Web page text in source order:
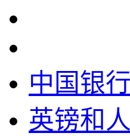
中国银
英镑和